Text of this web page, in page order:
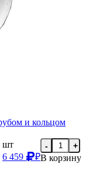
и кольцом
шт
6 459
₽
- +
В корзину